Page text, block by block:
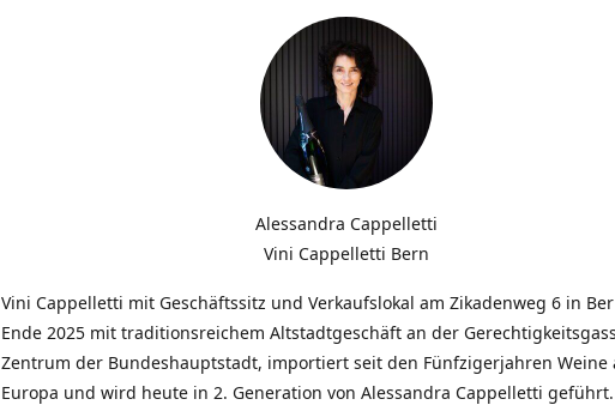
Alessandra Cappelletti
Vini Cappelletti Bern
Vini Cappelletti mit Geschäftssitz und Verkaufslokal am Zikadenweg 6 in
Ende 2025 mit traditionsreichem Altstadtgeschäft an der
Zentrum der Bundeshauptstadt, importiert seit den Fünfzigerjahren Weine
Europa und wird heute in 2. Generation von Alessandra Cappelletti